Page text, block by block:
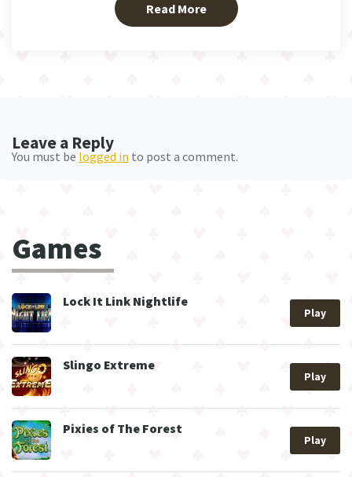
Read More
Leave a Reply
You must be logged in to post a comment.
Games
Lock It Link Nightlife
Play
Slingo Extreme
Play
Pixies of The Forest
Play